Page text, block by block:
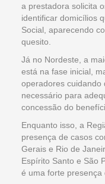
a prestadora solicita
identificar domicílios
Social, aparecendo
quesito.
Já no Nordeste, a
está na fase inicial,
operadores cuidando
necessário para
concessão do
Enquanto isso, a
presença de casos
Gerais e Rio de
Espírito Santo e São
é uma forte presença